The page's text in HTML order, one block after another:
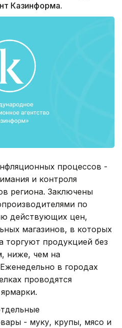
Казинформа.
процессов -
и контроля
региона. Заключены
по
действующих цен,
магазинов, в которых
торгуют продукцией без
ниже, чем на
в городах
проводятся
- муку, крупы, мясо и